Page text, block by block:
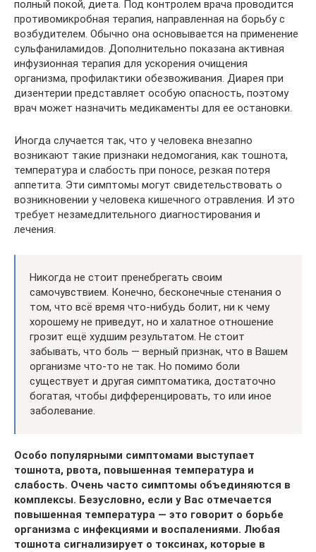
полный покой, диета. Под контролем врача проводится
противомикробная терапия, направленная на борьбу с
возбудителем. Обычно она основывается на применение
сульфаниламидов. Дополнительно показана активная
инфузионная терапия для ускорения очищения
организма, профилактики обезвоживания. Диарея при
дизентерии представляет особую опасность, поэтому
врач может назначить медикаменты для ее остановки.
Иногда случается так, что у человека внезапно
возникают такие признаки недомогания, как тошнота,
температура и слабость при поносе, резкая потеря
аппетита. Эти симптомы могут свидетельствовать о
возникновении у человека кишечного отравления. И это
требует незамедлительного диагностирования и
лечения.
Никогда не стоит пренебрегать своим
самочувствием. Конечно, бесконечные стенания о
том, что всё время что-нибудь болит, ни к чему
хорошему не приведут, но и халатное отношение
грозит ещё худшим результатом. Не стоит
забывать, что боль — верный признак, что в Вашем
организме что-то не так. Но помимо боли
существует и другая симптоматика, достаточно
богатая, чтобы дифференцировать, то или иное
заболевание.
Особо популярными симптомами выступает
тошнота, рвота, повышенная температура и
слабость. Очень часто симптомы объединяются в
комплексы. Безусловно, если у Вас отмечается
повышенная температура — это говорит о борьбе
организма с инфекциями и воспалениями. Любая
тошнота сигнализирует о токсинах, которые в